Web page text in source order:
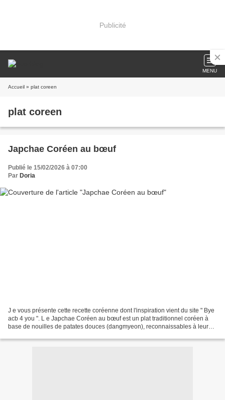
Publicité
MENU
Accueil » plat coreen
plat coreen
Japchae Coréen au bœuf
Publié le 15/02/2026 à 07:00
Par Doria
J e vous présente cette recette coréenne dont l'inspiration vient du site " Bye
acb 4 you ". L e Japchae Coréen au bœuf est un plat traditionnel coréen à
base de nouilles de patates douces (dangmyeon), reconnaissables à leur